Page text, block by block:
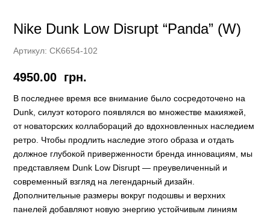
Nike Dunk Low Disrupt “Panda” (W)
Артикул:CK6654-102
4950.00 грн.
В последнее время все внимание было сосредоточено на
Dunk, силуэт которого появлялся во множестве макияжей,
от новаторских коллабораций до вдохновленных наследием
ретро. Чтобы продлить наследие этого образа и отдать
должное глубокой приверженности бренда инновациям, мы
представляем Dunk Low Disrupt — преувеличенный и
современный взгляд на легендарный дизайн.
Дополнительные размеры вокруг подошвы и верхних
панелей добавляют новую энергию устойчивым линиям